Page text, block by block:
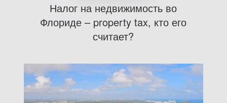
Налог на недвижимость во
Флориде – property tax, кто его
считает?